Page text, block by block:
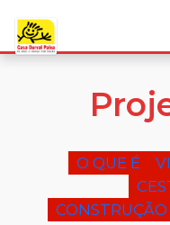
O QUE É